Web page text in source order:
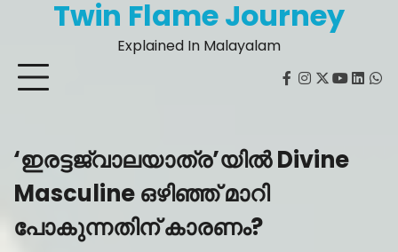
Twin Flame Journey
Explained In Malayalam
facebook
instagram
twitter
youtube
‘ഇരട്ടജ്വാലയാത്ര’യിൽ Divine
Masculine ഒഴിഞ്ഞ് മാറി
പോകുന്നതിന് കാരണം?